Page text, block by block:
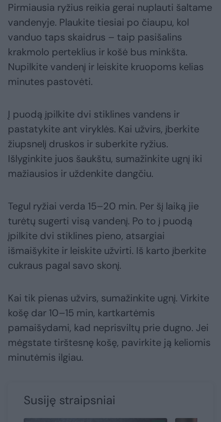
Pirmiausia ryžius reikia gerai nuplauti šaltame
vandenyje. Plaukite tiesiai po čiaupu, kol
vanduo taps skaidrus – taip pasišalins
krakmolo perteklius ir košė bus minkšta.
Nupilkite vandenį ir leiskite kruopoms kelias
minutes pastovėti.
Į puodą įpilkite dvi stiklines vandens ir
pastatykite ant viryklės. Kai užvirs, įberkite
žiupsnelį druskos ir suberkite ryžius.
Išlyginkite juos šaukštu, sumažinkite ugnį iki
mažiausios ir uždenkite dangčiu.
Tegul ryžiai verda 15–20 min. Per šį laiką jie
turėtų sugerti visą vandenį. Po to į puodą
įpilkite dvi stiklines pieno, atsargiai
išmaišykite ir leiskite užvirti. Iš karto įberkite
cukraus pagal savo skonį.
Kai tik pienas užvirs, sumažinkite ugnį. Virkite
košę dar 10–15 min, kartkartėmis
pamaišydami, kad neprisviltų prie dugno. Jei
mėgstate tirštesnę košę, pavirkite ją keliomis
minutėmis ilgiau.
Susiję straipsniai